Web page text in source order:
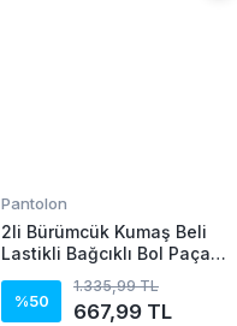
Pantolon
2li Bürümcük Kumaş Beli
Lastikli Bağcıklı Bol Paça
%50
1.335,99 TL
667,99 TL